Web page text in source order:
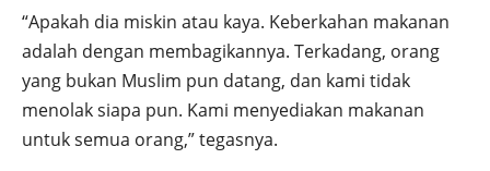
“Apakah dia miskin atau kaya. Keberkahan makanan
adalah dengan membagikannya. Terkadang, orang
yang bukan Muslim pun datang, dan kami tidak
menolak siapa pun. Kami menyediakan makanan
untuk semua orang,” tegasnya.